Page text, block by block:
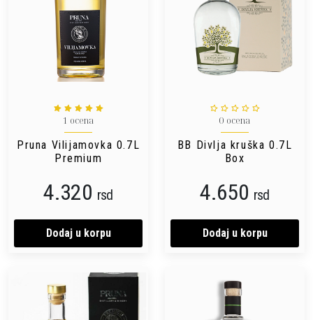
1 ocena
Pruna Vilijamovka 0.7L
Premium
4.320 rsd
Dodaj u korpu
0 ocena
BB Divlja kruška 0.7L
Box
4.650 rsd
Dodaj u korpu